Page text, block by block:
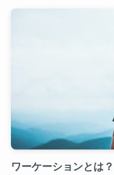
ワーケーションとは